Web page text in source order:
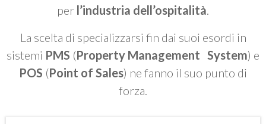
per l’industria dell’ospitalità
La scelta di specializzarsi fin dai suoi esordi in
sistemi PMS (Property Management System) e
POS (Point of Sales) ne fanno il suo punto di
forza.